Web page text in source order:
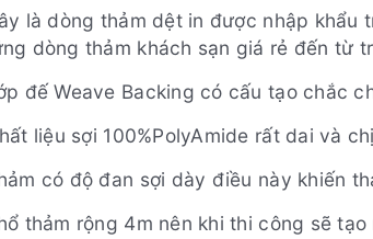
là dòng thảm dệt in được nhập khẩu
dòng thảm khách sạn giá rẻ đến từ
đế Weave Backing có cấu tạo chắc
liệu sợi 100%PolyAmide rất dai và
có độ đan sợi dày điều này khiến
thảm rộng 4m nên khi thi công sẽ